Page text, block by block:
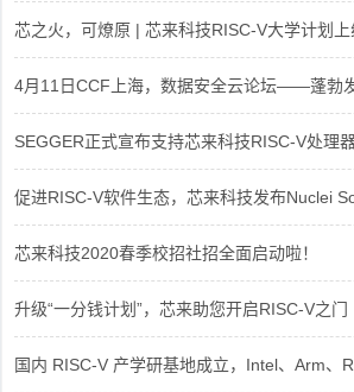
芯之火，可燎原 | 芯来科技RISC-V大学计划上
4月11日CCF上海，数据安全云论坛——蓬勃
SEGGER正式宣布支持芯来科技RISC-V处理
促进RISC-V软件生态，芯来科技发布Nuclei
芯来科技2020春季校招社招全面启动啦！
升级“一分钱计划”，芯来助您开启RISC-V之门
国内 RISC-V 产学研基地成立，Intel、Arm、